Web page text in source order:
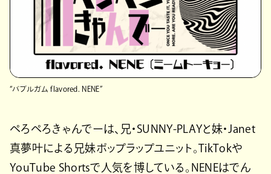
“バブルガム flavored. NENE”
ぺろぺろきゃんでーは、兄・SUNNY-PLAYと妹・Janet
真夢叶による兄妹ポップラップユニット。TikTokや
YouTube Shortsで人気を博している。NENEはでん